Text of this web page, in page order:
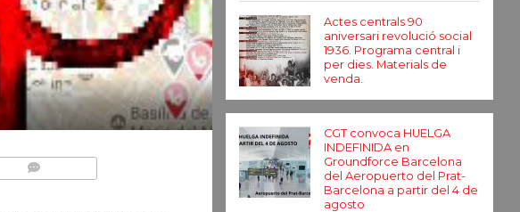
Actes centrals 90
aniversari revolució social
1936. Programa central i
per dies. Materials de
venda.
CGT convoca HUELGA
INDEFINIDA en
Groundforce Barcelona
del Aeropuerto del Prat-
Barcelona a partir del 4 de
agosto